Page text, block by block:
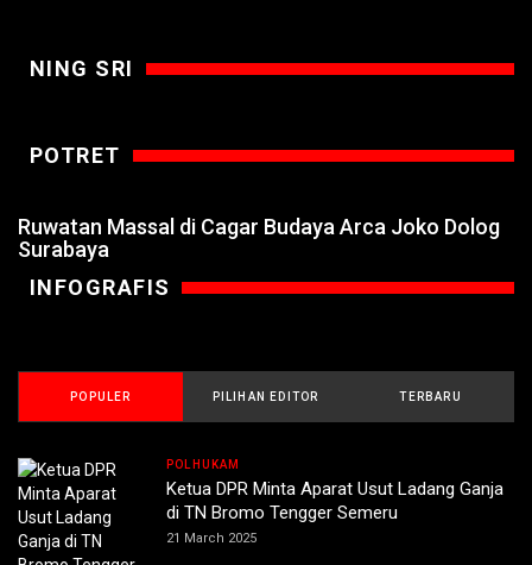
NING SRI
POTRET
Ruwatan Massal di Cagar Budaya Arca Joko Dolog
Surabaya
INFOGRAFIS
POPULER PILIHAN EDITOR TERBARU
POLHUKAM
Ketua DPR Minta Aparat Usut Ladang Ganja
di TN Bromo Tengger Semeru
21 March 2025